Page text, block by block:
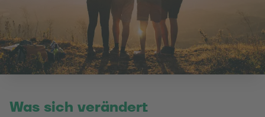
Was sich verändert